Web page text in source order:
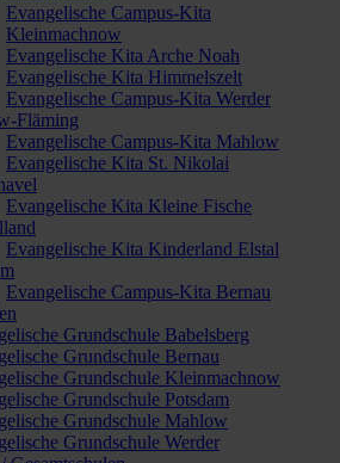
Evangelische Campus-Kita
Kleinmachnow
Evangelische Kita Arche Noah
Evangelische Kita Himmelszelt
Evangelische Campus-Kita Werder
Fläming
Evangelische Campus-Kita Mahlow
Evangelische Kita St. Nikolai
Evangelische Kita Kleine Fische
Evangelische Kita Kinderland Elstal
Evangelische Campus-Kita Bernau
Grundschule Babelsberg
Grundschule Bernau
Grundschule Kleinmachnow
Grundschule Potsdam
Grundschule Mahlow
Grundschule Werder